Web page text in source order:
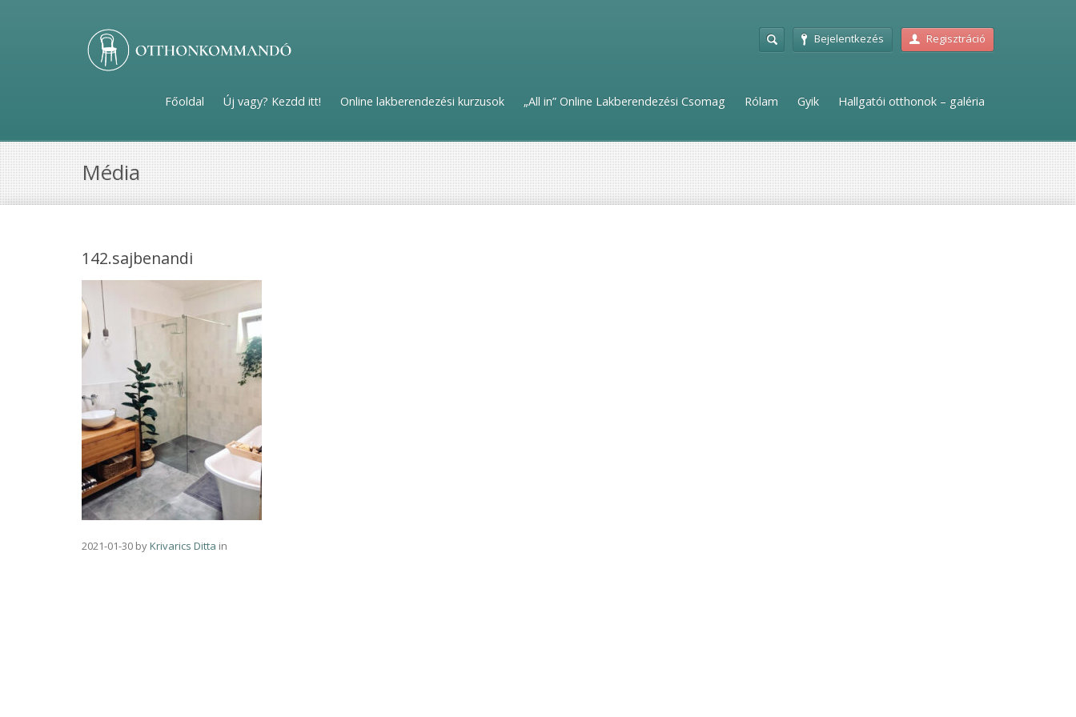
Bejelentkezés Regisztráció
Főoldal Új vagy? Kezdd itt! Online lakberendezési kurzusok „All in” Online Lakberendezési Csomag Rólam Gyik Hallgatói otthonok – galéria
Média
142.sajbenandi
2021-01-30 byKrivarics Ditta in